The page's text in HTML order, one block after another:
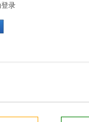
登录